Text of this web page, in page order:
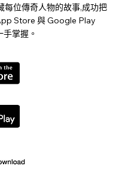
每位傳奇人物的故事,成功把
Store 與 Google Play
掌握。